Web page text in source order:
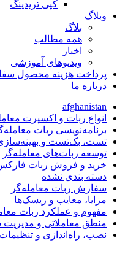
کپی تریدینگ
وبلاگ
بلاگ
همه مطالب
اخبار
ویدیوهای آموزشی
پرداخت هزینه محصول
درباره ما
afghanistan
انواع ربات و اکسپرت
برنامه‌نویسی ربات
تست، بک‌تست و
توسعه ربات‌های معامله‌گر
خرید و فروش ربات
دسته بندی نشده
سفارش ربات معامله‌گر
مزایا، معایب و ریسک‌ها
مفهوم و عملکرد ربات
منطق معاملاتی و مدیریت
نصب، راه‌اندازی و